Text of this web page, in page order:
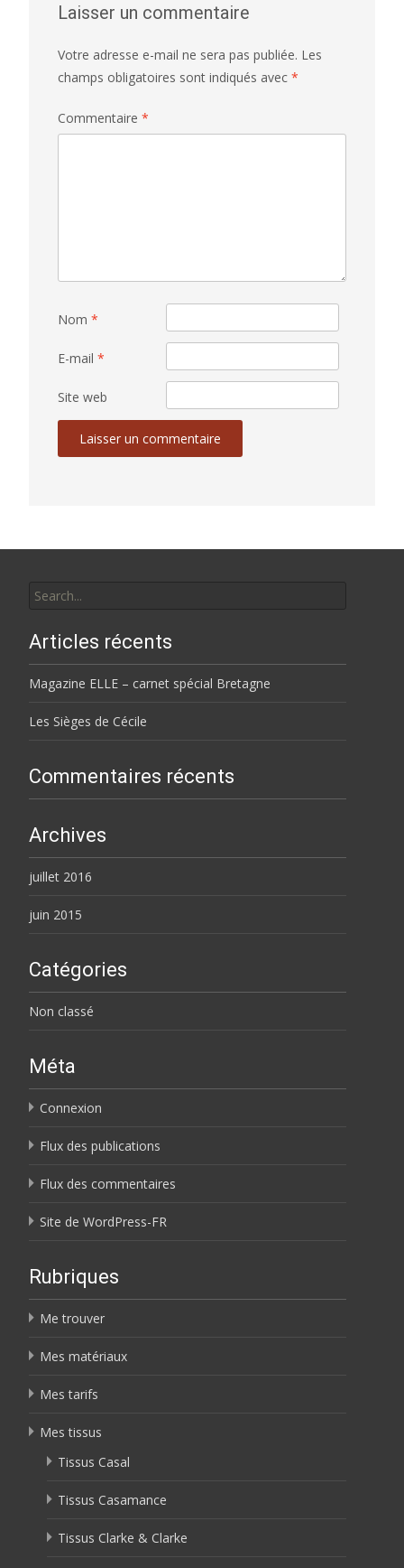
Laisser un commentaire
Votre adresse e-mail ne sera pas publiée. Les
champs obligatoires sont indiqués avec *
Commentaire *
Nom *
E-mail *
Site web
for:
Articles récents
Magazine ELLE – carnet spécial Bretagne
Les Sièges de Cécile
Commentaires récents
Archives
juillet 2016
juin 2015
Catégories
Non classé
Méta
Connexion
Flux des publications
Flux des commentaires
Site de WordPress-FR
Rubriques
Me trouver
Mes matériaux
Mes tarifs
Mes tissus
Tissus Casal
Tissus Casamance
Tissus Clarke & Clarke